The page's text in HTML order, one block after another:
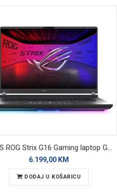
6.199,00 KM
DODAJ U KOŠARICU